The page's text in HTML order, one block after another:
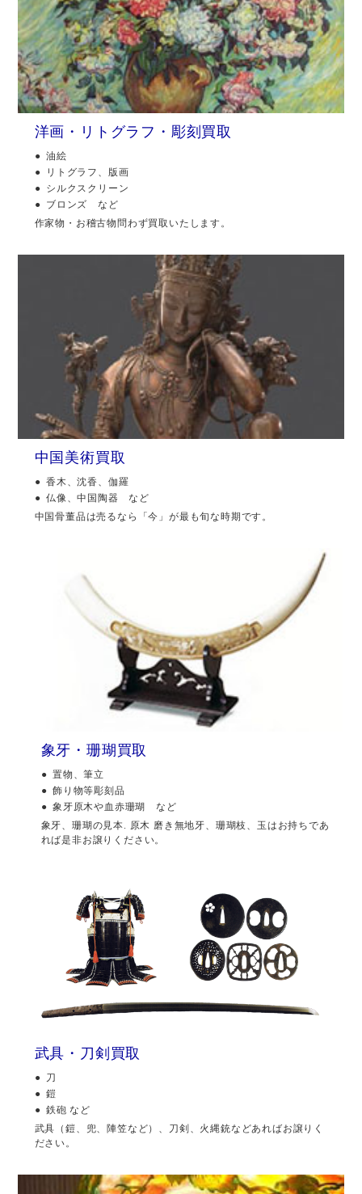
洋画・リトグラフ・彫刻買取
油絵
リトグラフ、版画
シルクスクリーン
ブロンズ など
作家物・お稽古物問わず買取いたします。
中国美術買取
香木、沈香、伽羅
仏像、中国陶器 など
中国骨董品は売るなら「今」が最も旬な時期です。
象牙・珊瑚買取
置物、筆立
飾り物等彫刻品
象牙原木や血赤珊瑚 など
象牙、珊瑚の見本. 原木 磨き無地牙、珊瑚枝、玉はお持ちであ
れば是非お譲りください。
武具・刀剣買取
刀
鎧
鉄砲 など
武具（鎧、兜、陣笠など）、刀剣、火縄銃などあればお譲りく
ださい。